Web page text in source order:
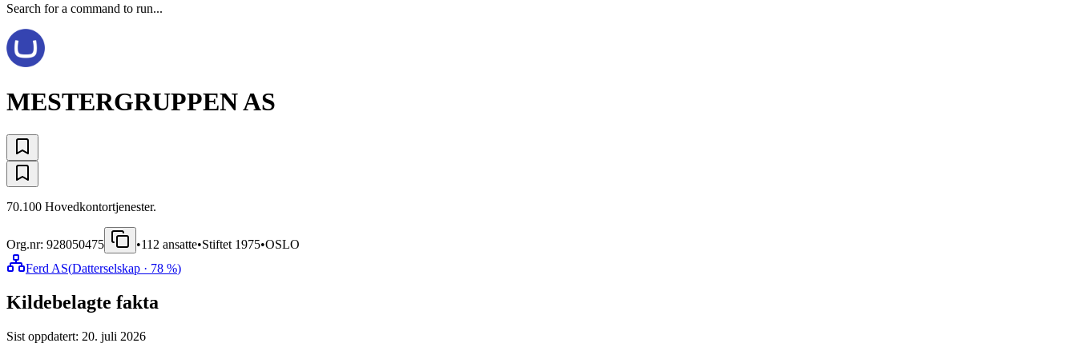
Search for a command to run...
MESTERGRUPPEN AS
70.100 Hovedkontortjenester.
Org.nr: 928050475 •112 ansatte•Stiftet 1975•OSLO
Ferd AS(Datterselskap · 78 %)
Kildebelagte fakta
Sist oppdatert: 20. juli 2026